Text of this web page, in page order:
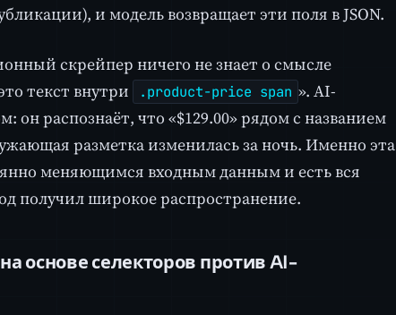
и модель возвращает эти поля в JSON.
скрейпер ничего не знает о смысле
текст внутри
.product-price span ». AI-
он распознаёт, что «$129.00» рядом с названием
разметка изменилась за ночь. Именно эта
меняющимся входным данным и есть вся
получил широкое распространение.
основе селекторов против AI-